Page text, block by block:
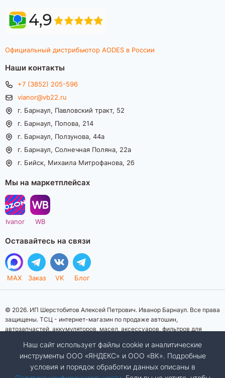
Официальный дистрибьютор AODES в России
Наши контакты
+7 (3852) 205-596
vianor@vb22.ru
г. Барнаул, Павловский тракт, 52
г. Барнаул, Попова, 214
г. Барнаул, Ползунова, 44а
г. Барнаул, Солнечная Поляна, 22а
г. Бийск, Михаила Митрофанова, 2б
Мы на маркетплейсах
Ivanor WB
Оставайтесь на связи
MAX Заказ VK Блог
© 2026. ИП Шерстобитов Алексей Петрович. Иванор Барнаул. Все права
защищены. ТСЦ - интернет-магазин по продаже автошин,
автозапчастей, аккумуляторов, масел, аксессуаров, фильтров для
информационный характер. Представленная информация о товарах, их
стоимости, характеристик, фото, наличия на складе ни при каких
условиях не является публичной офертой, определяемой положениями
Статьи 437 (2) Гражданского кодекса Российской Федерации.
Наш сайт использует файлы cookie и аналитические
инструменты ООО «ЯНДЕКС» и ООО «ВК». Подробные
условия и порядок обработки данных описаны в